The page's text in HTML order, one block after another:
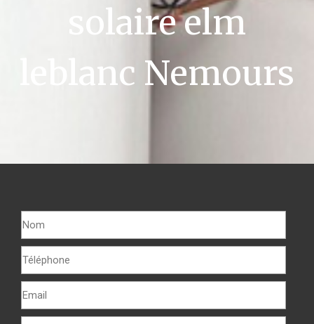
solaire elm
leblanc Nemours